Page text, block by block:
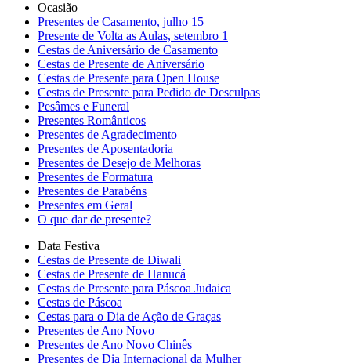
Ocasião
Presentes de Casamento, julho 15
Presente de Volta as Aulas, setembro 1
Cestas de Aniversário de Casamento
Cestas de Presente de Aniversário
Cestas de Presente para Open House
Cestas de Presente para Pedido de Desculpas
Pesâmes e Funeral
Presentes Românticos
Presentes de Agradecimento
Presentes de Aposentadoria
Presentes de Desejo de Melhoras
Presentes de Formatura
Presentes de Parabéns
Presentes em Geral
O que dar de presente?
Data Festiva
Cestas de Presente de Diwali
Cestas de Presente de Hanucá
Cestas de Presente para Páscoa Judaica
Cestas de Páscoa
Cestas para o Dia de Ação de Graças
Presentes de Ano Novo
Presentes de Ano Novo Chinês
Presentes de Dia Internacional da Mulher